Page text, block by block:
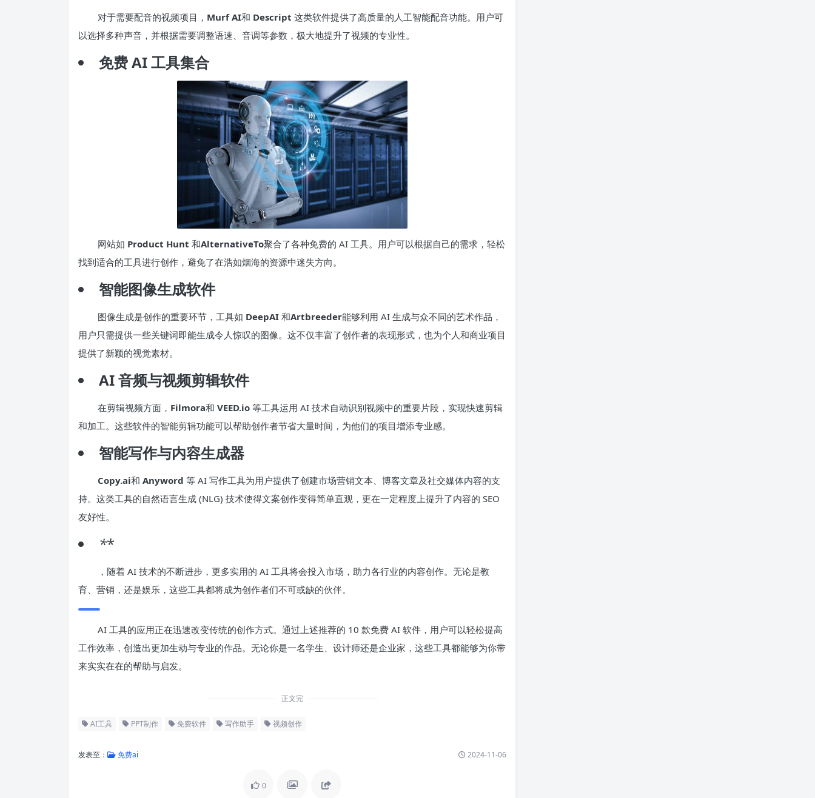
对于需要配音的视频项目， Murf AI和 Descript 这类软件提供了高质量的人工智能配音功能。用户可
以选择多种声音，并根据需要调整语速、音调等参数，极大地提升了视频的专业性。
免费 AI 工具集合
网站如 Product Hunt 和AlternativeTo聚合了各种免费的 AI 工具。用户可以根据自己的需求，轻松
找到适合的工具进行创作，避免了在浩如烟海的资源中迷失方向。
智能图像生成软件
图像生成是创作的重要环节，工具如 DeepAI 和Artbreeder能够利用 AI 生成与众不同的艺术作品，
用户只需提供一些关键词即能生成令人惊叹的图像。这不仅丰富了创作者的表现形式，也为个人和商业项目
提供了新颖的视觉素材。
AI 音频与视频剪辑软件
在剪辑视频方面， Filmora和 VEED.io 等工具运用 AI 技术自动识别视频中的重要片段，实现快速剪辑
和加工。这些软件的智能剪辑功能可以帮助创作者节省大量时间，为他们的项目增添专业感。
智能写作与内容生成器
Copy.ai和 Anyword 等 AI 写作工具为用户提供了创建市场营销文本、博客文章及社交媒体内容的支
持。这类工具的自然语言生成 (NLG) 技术使得文案创作变得简单直观，更在一定程度上提升了内容的 SEO
友好性。
**
，随着 AI 技术的不断进步，更多实用的 AI 工具将会投入市场，助力各行业的内容创作。无论是教
育、营销，还是娱乐，这些工具都将成为创作者们不可或缺的伙伴。
AI 工具的应用正在迅速改变传统的创作方式。通过上述推荐的 10 款免费 AI 软件，用户可以轻松提高
工作效率，创造出更加生动与专业的作品。无论你是一名学生、设计师还是企业家，这些工具都能够为你带
来实实在在的帮助与启发。
正文完
AI工具 PPT制作 免费软件 写作助手 视频创作
发表至： 免费ai 2024-11-06
0